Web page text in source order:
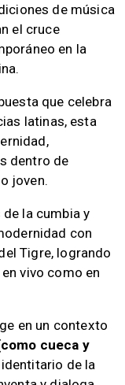
de música
el cruce
en la
que celebra
latinas, esta
dentro de
joven.
la cumbia y
con
Tigre, logrando
vivo como en
en un contexto
cueca y
de la